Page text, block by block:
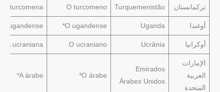
تركمانستان Turquemenistão
O turcomeno
A turcomena
أوغندا Uganda
O ugandense*
A ugandense*
أوكرانيا Ucrânia
O ucraniano
A ucraniana
الإمارات
العربية
المتحدة
Emirados
Árabes Unidos
O árabe*
A árabe*